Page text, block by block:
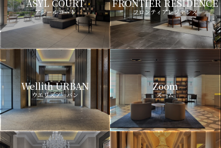
ASYL COURT
アジールコート
FRONTIER RESIDENCE
フロンティアレジデンス
Wellith URBAN
ウエリスアーバン
Zoom
ズーム